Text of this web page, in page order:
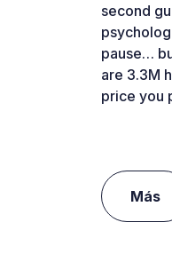
second
pause…
are 3.3M
price you
Más